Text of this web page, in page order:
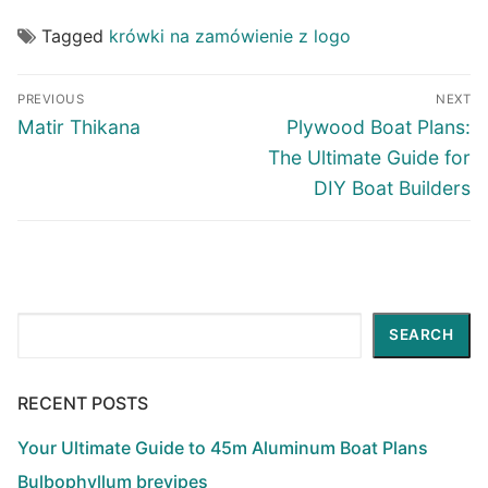
Tagged krówki na zamówienie z logo
Post
navigation
PREVIOUS
Previous
Matir Thikana
NEXT
Next
post:
Plywood Boat Plans:
The Ultimate Guide for
DIY Boat Builders
SEARCH
RECENT POSTS
Your Ultimate Guide to 45m Aluminum Boat Plans
Bulbophyllum brevipes